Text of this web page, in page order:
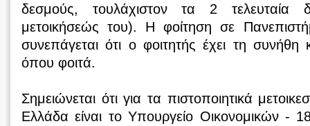
δεσμούς, τουλάχιστον τα 2
μετοικήσεώς του). Η φοίτηση σε
συνεπάγεται ότι ο φοιτητής έχει τη συνήθη
όπου φοιτά.
Σημειώνεται ότι για τα πιστοποιητικά
Ελλάδα είναι το Υπουργείο Οικονομικών -